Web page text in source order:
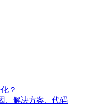
？
、解决方案、代码